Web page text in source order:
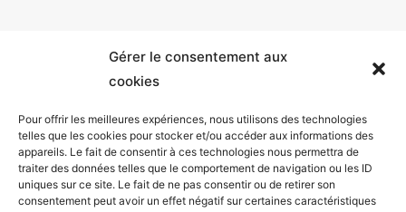
Gérer le consentement aux
cookies
Pour offrir les meilleures expériences, nous utilisons des technologies
telles que les cookies pour stocker et/ou accéder aux informations des
appareils. Le fait de consentir à ces technologies nous permettra de
traiter des données telles que le comportement de navigation ou les ID
uniques sur ce site. Le fait de ne pas consentir ou de retirer son
consentement peut avoir un effet négatif sur certaines caractéristiques
Mentions légales
Politique de confidentialité